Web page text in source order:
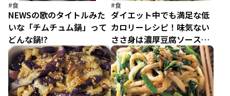
#食
NEWSの歌のタイトルみた
いな「チムチュム鍋」って
どんな鍋!?
#食
ダイエット中でも満足な低
カロリーレシピ！味気ない
ささ身は濃厚豆腐ソースで
味付けを